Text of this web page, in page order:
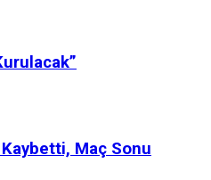
Maç Sonu